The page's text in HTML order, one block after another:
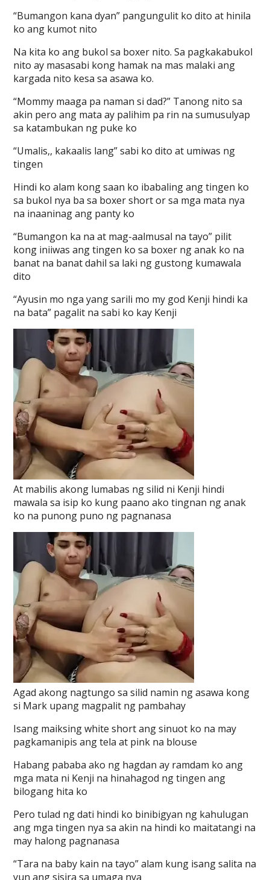
“Bumangon kana dyan” pangungulit ko dito at hinila
ko ang kumot nito
Na kita ko ang bukol sa boxer nito. Sa pagkakabukol
nito ay masasabi kong hamak na mas malaki ang
kargada nito kesa sa asawa ko.
“Mommy maaga pa naman si dad?” Tanong nito sa
akin pero ang mata ay palihim pa rin na sumusulyap
sa katambukan ng puke ko
“Umalis,, kakaalis lang” sabi ko dito at umiwas ng
tingen
Hindi ko alam kong saan ko ibabaling ang tingen ko
sa bukol nya ba sa boxer short or sa mga mata nya
na inaaninag ang panty ko
“Bumangon ka na at mag-aalmusal na tayo” pilit
kong iniiwas ang tingen ko sa boxer ng anak ko na
banat na banat dahil sa laki ng gustong kumawala
dito
“Ayusin mo nga yang sarili mo my god Kenji hindi ka
na bata” pagalit na sabi ko kay Kenji
At mabilis akong lumabas ng silid ni Kenji hindi
mawala sa isip ko kung paano ako tingnan ng anak
ko na punong puno ng pagnanasa
Agad akong nagtungo sa silid namin ng asawa kong
si Mark upang magpalit ng pambahay
Isang maiksing white short ang sinuot ko na may
pagkamanipis ang tela at pink na blouse
Habang pababa ako ng hagdan ay ramdam ko ang
mga mata ni Kenji na hinahagod ng tingen ang
bilogang hita ko
Pero tulad ng dati hindi ko binibigyan ng kahulugan
ang mga tingen nya sa akin na hindi ko maitatangi na
may halong pagnanasa
“Tara na baby kain na tayo” alam kung isang salita na
yun ang sisira sa umaga nya